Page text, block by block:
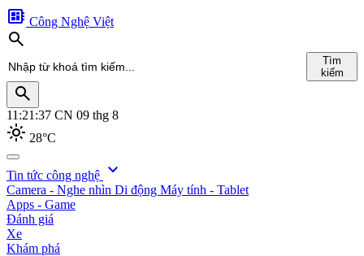
developer_board Công Nghệ Việt
search
Tìm
kiếm
search
11:21:38 CN 09 thg 8
light_mode 28°C
search
Tin tức công nghệ expand_more
Camera - Nghe nhìn Di động Máy tính - Tablet
Apps - Game
Đánh giá
Xe
Khám phá